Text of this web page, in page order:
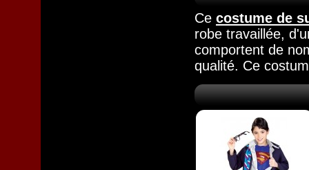
Ce costume de
robe travaillée,
comportent de
qualité. Ce